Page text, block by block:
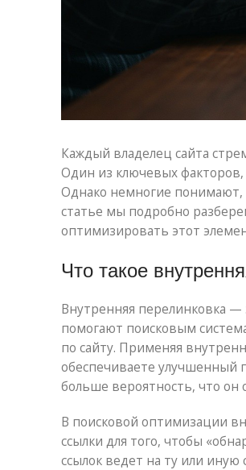
Каждый владелец сайта
Один из ключевых факторов,
Однако немногие понимают,
статье мы подробно
оптимизировать этот
Что такое
Внутренняя перелинковка —
помогают поисковым
по сайту. Применяя
обеспечиваете
больше вероятность, что он
В поисковой оптимизации
ссылки для того, чтобы
ссылок ведет на ту или иную